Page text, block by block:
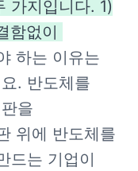
가지입니다. 1)
함없이
하는 이유는
. 반도체를
을
위에 반도체를
드는 기업이